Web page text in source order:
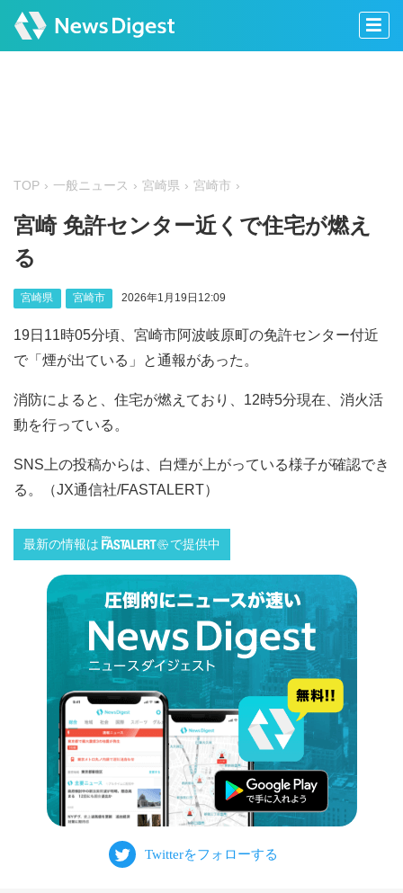
TOP 一般ニュース 宮崎県 宮崎市
宮崎 免許センター近くで住宅が燃え
る
宮崎県 宮崎市 2026年1月19日12:09
19日11時05分頃、宮崎市阿波岐原町の免許センター付近
で「煙が出ている」と通報があった。
消防によると、住宅が燃えており、12時5分現在、消火活
動を行っている。
SNS上の投稿からは、白煙が上がっている様子が確認でき
る。（JX通信社/FASTALERT）
最新の情報は で提供中